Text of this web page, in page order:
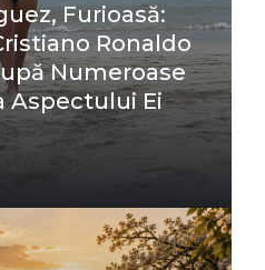
Furioasă:
Ronaldo
Numeroase
Aspectului Ei